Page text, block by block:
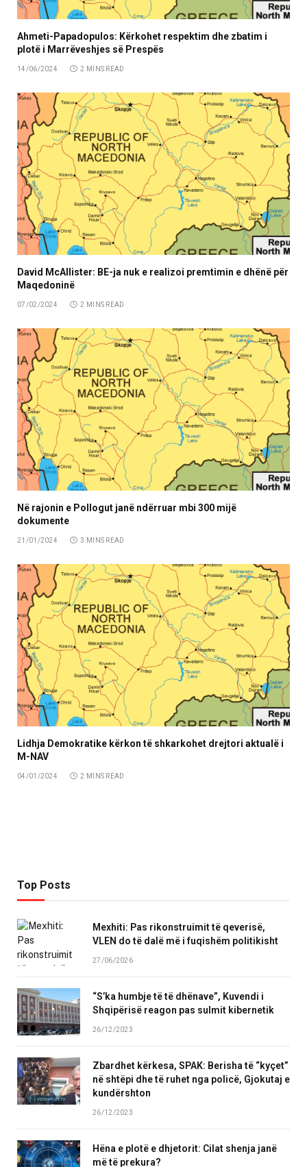
Ahmeti-Papadopulos: Kërkohet respektim dhe zbatim i
plotë i Marrëveshjes së Prespës
14/06/2024 2 MINS READ
David McAllister: BE-ja nuk e realizoi premtimin e dhënë për
Maqedoninë
07/02/2024 2 MINS READ
Në rajonin e Pollogut janë ndërruar mbi 300 mijë
dokumente
21/01/2024 3 MINS READ
Lidhja Demokratike kërkon të shkarkohet drejtori aktualë i
M-NAV
04/01/2024 2 MINS READ
Top Posts
Mexhiti: Pas rikonstruimit të qeverisë,
VLEN do të dalë më i fuqishëm politikisht
27/06/2026
“S’ka humbje të të dhënave”, Kuvendi i
Shqipërisë reagon pas sulmit kibernetik
26/12/2023
Zbardhet kërkesa, SPAK: Berisha të “kyçet”
në shtëpi dhe të ruhet nga policë, Gjokutaj e
kundërshton
26/12/2023
Hëna e plotë e dhjetorit: Cilat shenja janë
më të prekura?